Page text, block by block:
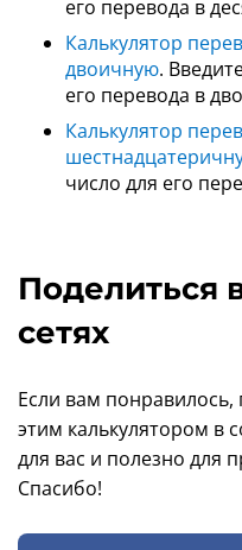
его перевода в
Калькулятор
двоичную.
его перевода в
Калькулятор
число для его
Поделиться
сетях
Если вам понравилось,
этим калькулятором в
для вас и полезно для
Спасибо!